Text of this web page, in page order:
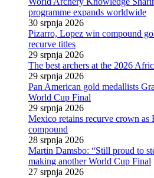
programme expands worldwide
30 srpnja 2026
Pizarro, Lopez win compound
recurve titles
29 srpnja 2026
The best archers at the 2026
29 srpnja 2026
Pan American gold medallists
World Cup Final
29 srpnja 2026
Mexico retains recurve crown as
compound
28 srpnja 2026
Martin Damsbo: “Still proud to
making another World Cup Final
27 srpnja 2026